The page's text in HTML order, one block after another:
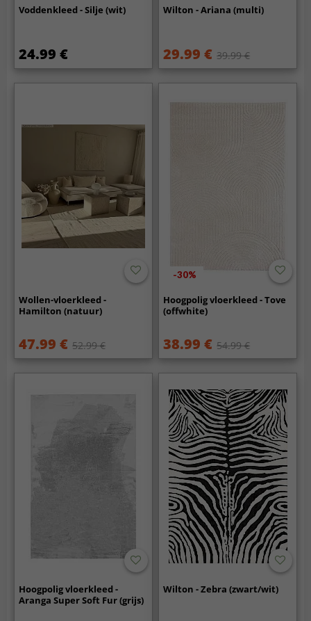
Voddenkleed - Silje (wit)
24.99 €
Wilton - Ariana (multi)
29.99 € 39.99 €
Wollen-vloerkleed -
Hamilton (natuur)
47.99 € 52.99 €
-30%
Hoogpolig vloerkleed - Tove
(offwhite)
38.99 € 54.99 €
Hoogpolig vloerkleed -
Aranga Super Soft Fur (grijs)
Wilton - Zebra (zwart/wit)